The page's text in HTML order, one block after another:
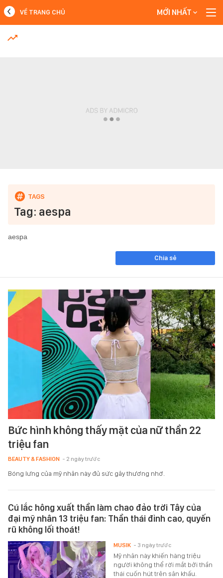
MỚI NHẤT
VỀ TRANG CHỦ MỚI NHẤT
Tag: aespa
aespa
Chia sẻ
Bức hình không thấy mặt của nữ thần 22
triệu fan
BEAUTY & FASHION - 2 ngày trước
Bóng lưng của mỹ nhân này đủ sức gây thương nhớ.
Cú lắc hông xuất thần làm chao đảo trời Tây của
đại mỹ nhân 13 triệu fan: Thần thái đỉnh cao, quyến
rũ không lối thoát!
Mỹ nhân này khiến hàng triệu
người không thể rời mắt bởi thần
thái cuốn hút trên sân khấu.
MUSIK - 3 ngày trước